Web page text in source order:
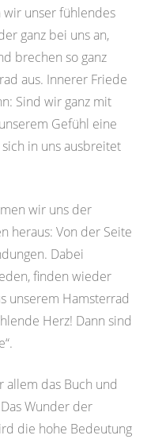
unser fühlendes
ganz bei uns an,
brechen so ganz
aus. Innerer Friede
Sind wir ganz mit
Gefühl eine
in uns ausbreitet
wir uns der
heraus: Von der Seite
Dabei
finden wieder
unserem Hamsterrad
Herz! Dann sind
allem das Buch und
Wunder der
die hohe Bedeutung